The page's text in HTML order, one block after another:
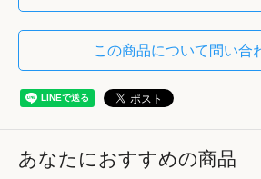
この商品について問い合
あなたにおすすめの商品